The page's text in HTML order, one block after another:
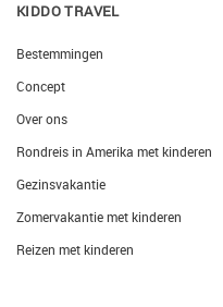
KIDDO TRAVEL
Bestemmingen
Concept
Over ons
Rondreis in Amerika met kinderen
Gezinsvakantie
Zomervakantie met kinderen
Reizen met kinderen